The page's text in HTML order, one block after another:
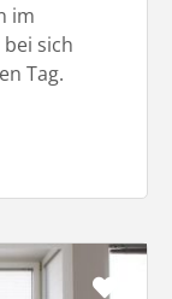
im
sich
Tag.